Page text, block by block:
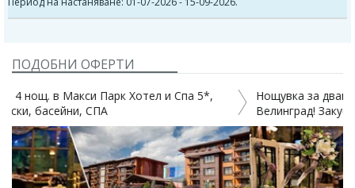
ПОДОБНИ ОФЕРТИ
Нощувка за двама в Макси Парк Хотел и Спа5*,
Велинград! Закуска, вечеря*, басейни, СПА